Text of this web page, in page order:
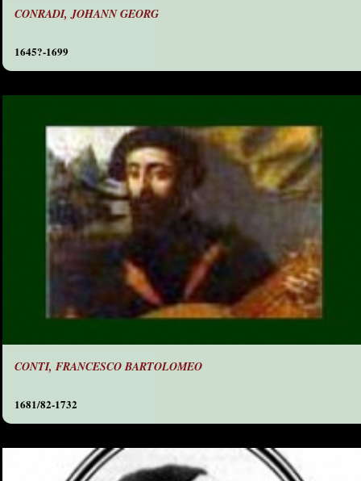
CONRADI, JOHANN GEORG
1645?-1699
CONTI, FRANCESCO BARTOLOMEO
1681/82-1732